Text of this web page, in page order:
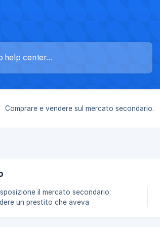
Comprare e vendere sul mercato secondario.
il mercato secondario:
un prestito che aveva